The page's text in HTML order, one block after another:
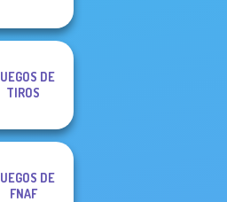
DE
TIROS
DE
FNAF